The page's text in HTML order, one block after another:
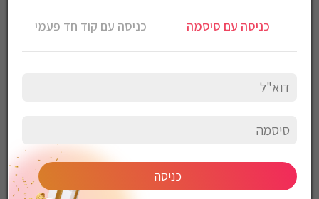
כניסה עם סיסמה כניסה עם קוד חד פעמי
כניסה
הרכב בד: סינטטי
רוחב: 28.5ס”מ
הוראות כביסה:
ללא חומרי הלבנה
אין לשפשף במקום אחד
לייבש הפוך ובצל